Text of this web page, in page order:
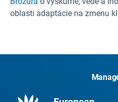
oblasti adaptácie na zmenu